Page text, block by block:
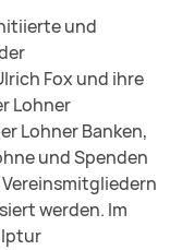
und
Fox und ihre
Lohner
Lohner Banken,
und Spenden
werden. Im